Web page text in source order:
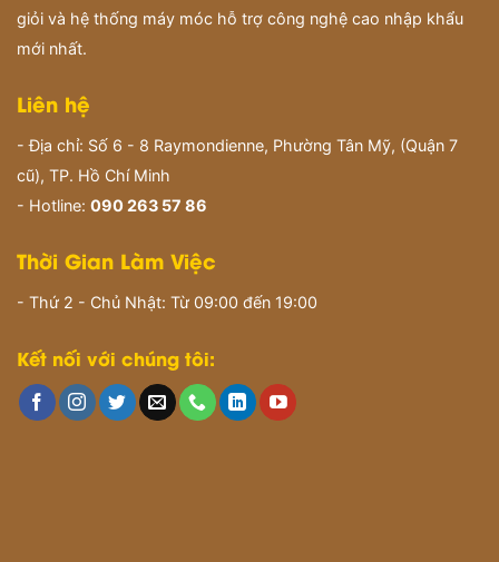
giỏi và hệ thống máy móc hỗ trợ công nghệ cao nhập khẩu
mới nhất.
Liên hệ
- Địa chỉ: Số 6 - 8 Raymondienne, Phường Tân Mỹ, (Quận 7
cũ), TP. Hồ Chí Minh
- Hotline: 090 263 57 86
Thời Gian Làm Việc
- Thứ 2 - Chủ Nhật: Từ 09:00 đến 19:00
Kết nối với chúng tôi: